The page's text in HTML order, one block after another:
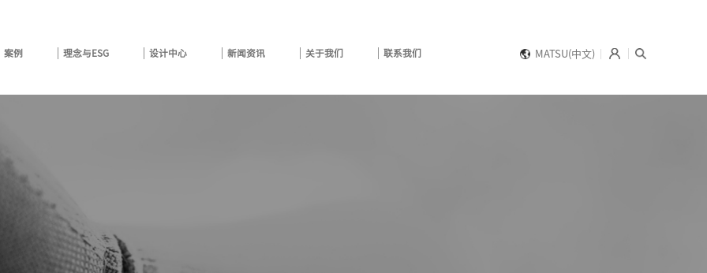
案例 理念与ESG 设计中心 新闻资讯 关于我们 联系我们 MATSU(中文)